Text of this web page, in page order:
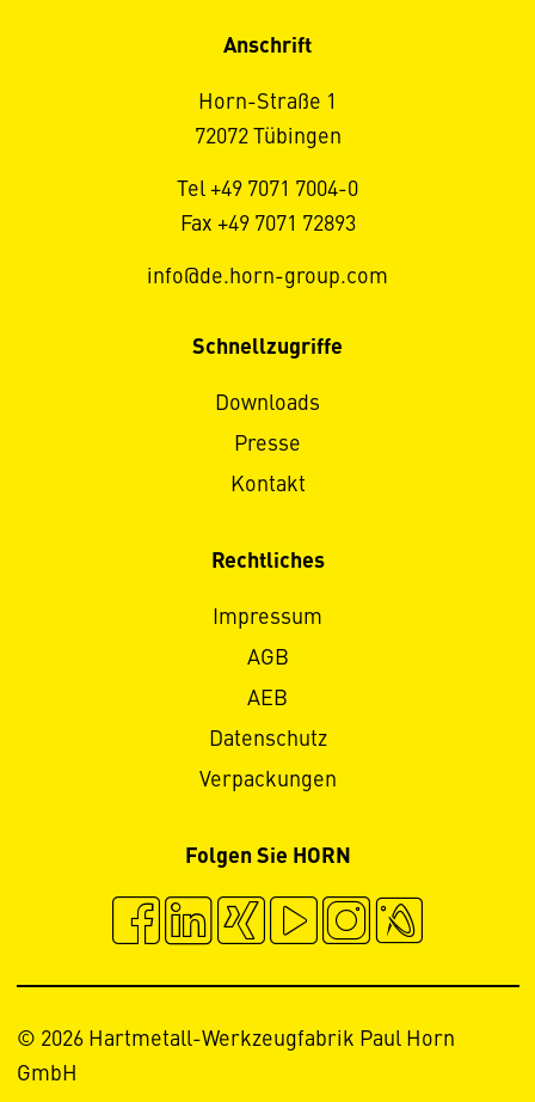
Anschrift
Horn-Straße 1
72072 Tübingen
Tel +49 7071 7004-0
Fax +49 7071 72893
info@de.horn-group.com
Schnellzugriffe
Downloads
Presse
Kontakt
Rechtliches
Impressum
AGB
AEB
Datenschutz
Verpackungen
Folgen Sie HORN
© 2026 Hartmetall-Werkzeugfabrik Paul Horn
GmbH